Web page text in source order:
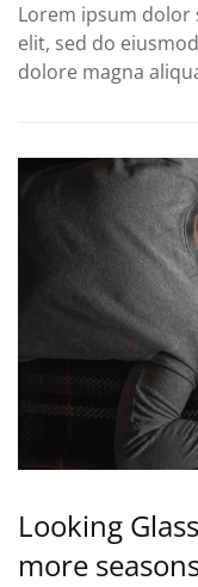
Lorem ipsum dolor
elit, sed do
dolore magna
Looking
more